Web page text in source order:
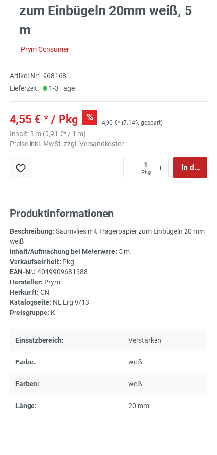
zum Einbügeln 20mm weiß, 5
m
Prym Consumer
Artikel-Nr: 968168
Lieferzeit:
1-3 Tage
4,55 € * / Pkg %
4,90 €* (7.14% gespart)
Inhalt: 5 m (0,91 €* / 1 m)
Preise inkl. MwSt. zzgl. Versandkosten
Pkg
In den
Produktinformationen
Beschreibung: Saumvlies mit Trägerpapier zum Einbügeln 20 mm
weiß
Inhalt/Aufmachung bei Meterware: 5 m
Verkaufseinheit: Pkg
EAN-Nr.: 4049909681688
Hersteller: Prym
Herkunft: CN
Katalogseite: NL Erg 9/13
Preisgruppe: K
Einsatzbereich: Verstärken
Farbe: weiß
Farben: weiß
Länge: 20 mm